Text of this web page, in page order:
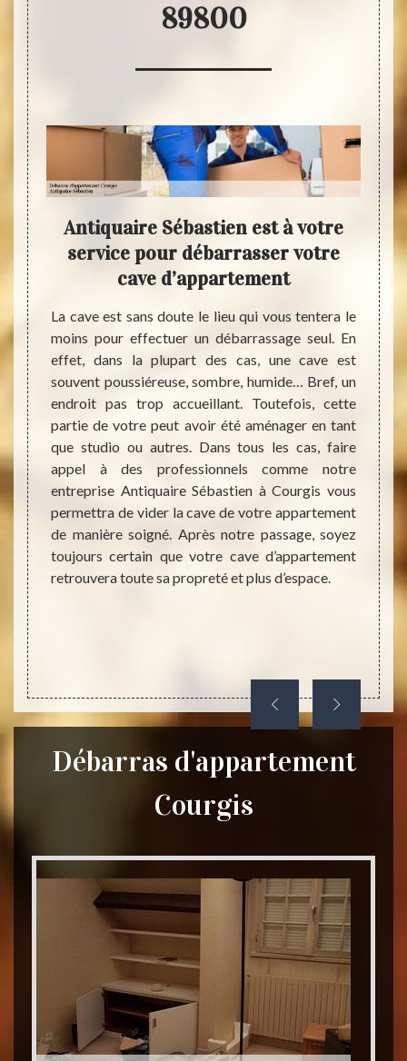
89800
pour
le
le
Antiquaire Sébastien est à votre
service pour débarrasser votre
cave d’appartement
La cave est sans doute le lieu qui vous tentera le
moins pour effectuer un débarrassage seul. En
effet, dans la plupart des cas, une cave est
souvent poussiéreuse, sombre, humide… Bref, un
endroit pas trop accueillant. Toutefois, cette
partie de votre peut avoir été aménager en tant
que studio ou autres. Dans tous les cas, faire
appel à des professionnels comme notre
entreprise Antiquaire Sébastien à Courgis vous
permettra de vider la cave de votre appartement
de manière soigné. Après notre passage, soyez
toujours certain que votre cave d’appartement
retrouvera toute sa propreté et plus d’espace.
ou
se
ne
vos
une
Débarras d'appartement
Courgis